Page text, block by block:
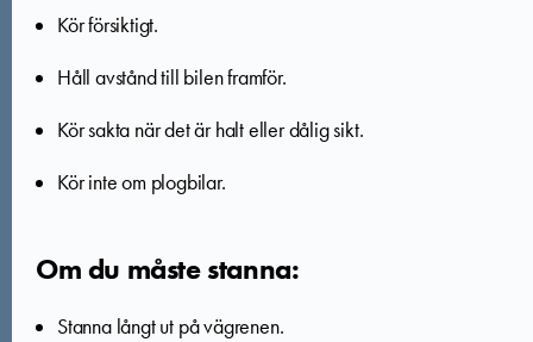
Kör försiktigt.
Håll avstånd till bilen framför.
Kör sakta när det är halt eller dålig sikt.
Kör inte om plogbilar.
Om du måste stanna:
Stanna långt ut på vägrenen.